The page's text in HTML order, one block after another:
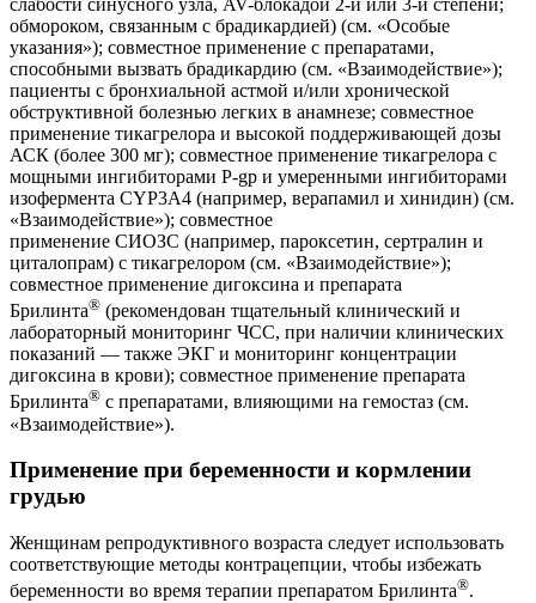
слабости синусного узла, AV-блокадой 2-й или 3-й степени;
обмороком, связанным с брадикардией) (см. «Особые
указания»); совместное применение с препаратами,
способными вызвать брадикардию (см. «Взаимодействие»);
пациенты с бронхиальной астмой и/или хронической
обструктивной болезнью легких в анамнезе; совместное
применение тикагрелора и высокой поддерживающей дозы
АСК (более 300 мг); совместное применение тикагрелора с
мощными ингибиторами Р-gp и умеренными ингибиторами
изофермента CYP3A4 (например, верапамил и хинидин) (см.
«Взаимодействие»); совместное
применение СИОЗС (например, пароксетин, сертралин и
циталопрам) с тикагрелором (см. «Взаимодействие»);
совместное применение дигоксина и препарата
Брилинта® (рекомендован тщательный клинический и
лабораторный мониторинг ЧСС, при наличии клинических
показаний — также ЭКГ и мониторинг концентрации
дигоксина в крови); совместное применение препарата
Брилинта® с препаратами, влияющими на гемостаз (см.
«Взаимодействие»).
Применение при беременности и кормлении
грудью
Женщинам репродуктивного возраста следует использовать
соответствующие методы контрацепции, чтобы избежать
беременности во время терапии препаратом Брилинта®.